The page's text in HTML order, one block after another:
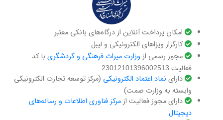
امکان پرداخت آنلاین از درگاه‌های بانکی معتبر
کارگزار ویزاهای الکترونیکی و لیبل
مجوز رسمی از وزارت میراث فرهنگی و گردشگری با کد
فعالیت 23012101396002513
دارای ‌ نماد اعتماد الکترونیکی (مرکز توسعه تجارت الکترونیکی
وابسته به وزارت صمت)
دارای مجوز فعالیت ازمرکز فناوری اطلاعات و رسانه‌های
دیجیتال